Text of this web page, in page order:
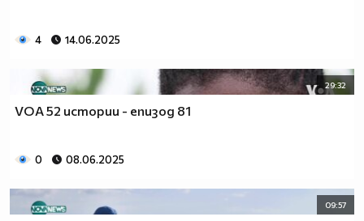
4 14.06.2025
29:32
VOA 52 истории - епизод 81
0 08.06.2025
09:57